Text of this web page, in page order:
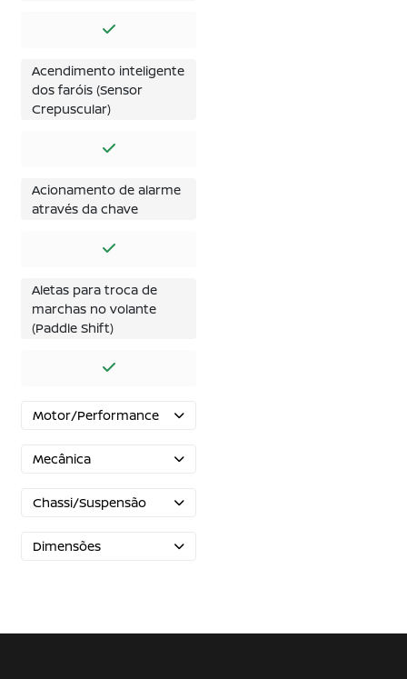
Acendimento inteligente
dos faróis (Sensor
Crepuscular)
Acionamento de alarme
através da chave
Aletas para troca de
marchas no volante
(Paddle Shift)
Motor/Performance
Mecânica
Chassi/Suspensão
Dimensões